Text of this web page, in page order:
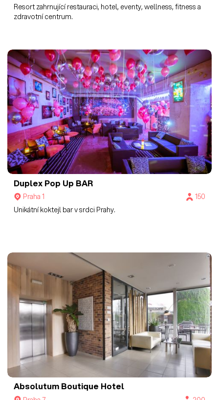
Resort zahrnující restauraci, hotel, eventy, wellness, fitness a
zdravotní centrum.
Duplex Pop Up BAR
Praha 1
150
Unikátní koktejl bar v srdci Prahy.
Absolutum Boutique Hotel